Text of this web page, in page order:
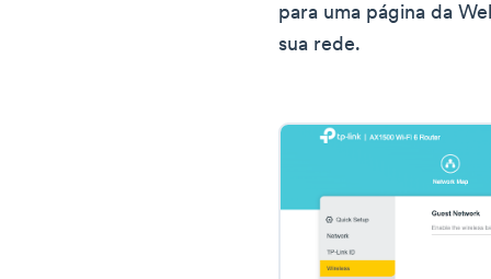
para uma página da
sua rede.